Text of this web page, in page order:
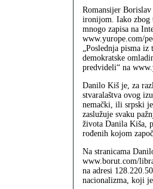
Romansijer
ironijom. Iako zbog
mnogo zapisa na
www.yurope.com/
„Poslednja pisma
demokratske
predvideli“ na
Danilo Kiš je, za
stvaralaštva ovog
nemački, ili srpski
zaslužuje svaku
života Danila Kiša,
rođenih kojom
Na stranicama
www.borut.com/
na adresi
nacionalizma, koji